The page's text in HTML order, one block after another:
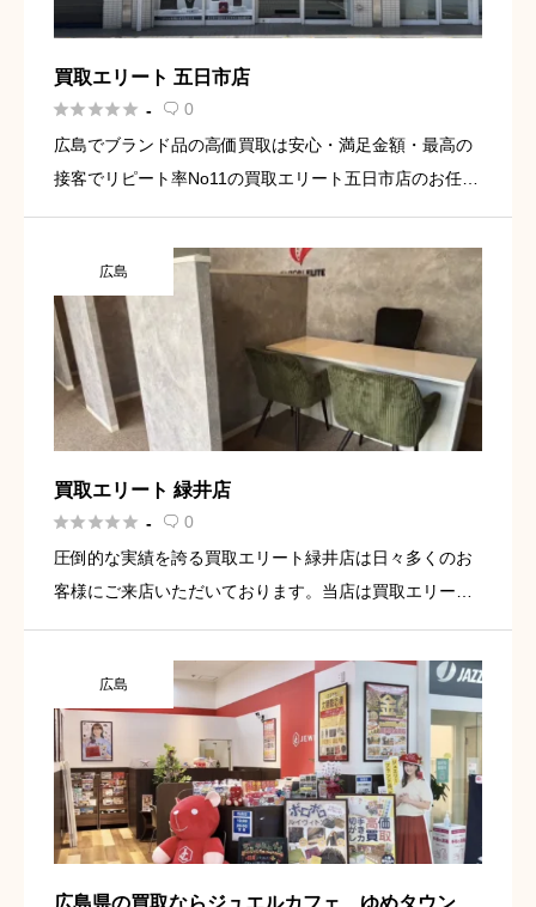
買取エリート 五日市店
 -  0
広島でブランド品の高価買取は安心・満足金額・最高の
接客でリピート率No11の買取エリート五日市店のお任せ
イン通り沿いの「金持ち神社」目の前、「アイフル」隣
にございます。 […]
広島
買取エリート 緑井店
 -  0
圧倒的な実績を誇る買取エリート緑井店は日々多くのお
客様にご来店いただいております。当店は買取エリート
店」すぐ側にあります。 前面に2台駐車場完備してあり
ますので車での来 […]
広島